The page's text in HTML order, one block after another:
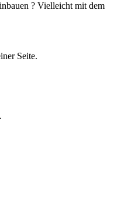
? Vielleicht mit dem
Seite.